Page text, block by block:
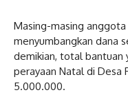
Masing-masing
menyumbangkan dana
demikian, total bantuan
perayaan Natal di Desa
5.000.000.